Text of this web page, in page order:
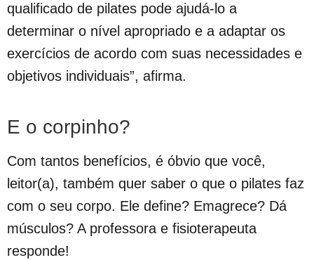
qualificado de pilates pode ajudá-lo a
determinar o nível apropriado e a adaptar os
exercícios de acordo com suas necessidades e
objetivos individuais”, afirma.
E o corpinho?
Com tantos benefícios, é óbvio que você,
leitor(a), também quer saber o que o pilates faz
com o seu corpo. Ele define? Emagrece? Dá
músculos? A professora e fisioterapeuta
responde!